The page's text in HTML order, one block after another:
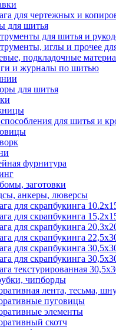
для чертежных и
для шитья
для шитья и
иглы и прочее
подкладочные
и журналы по шитью
для шитья
для шитья и
фурнитура
заготовки
анкеры, люверсы
для скрапбукинга
для скрапбукинга
для скрапбукинга
для скрапбукинга
для скрапбукинга
для скрапбукинга
текстурированная
чипборды
лента, тесьма,
пуговицы
элементы
скотч